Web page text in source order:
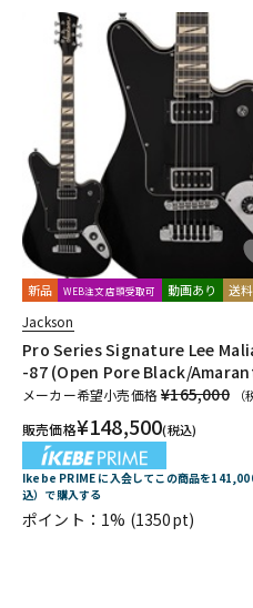
キーボード
DJ機器
中古
新品 WEB注文店頭受取可 動画あり 送
Jackson
Pro Series Signature Lee
-87 (Open Pore Black/
メーカー希望小売価格¥165,000 （
販売価格¥148,500(税込)
Ikebe PRIME に入会してこの商品を
込）で購入する
ポイント：1% (1350pt)